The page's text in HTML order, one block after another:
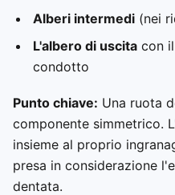
Alberi intermedi(nei
L'albero di uscitacon il
condotto
Punto chiave: Una ruota
componente simmetrico.
insieme al proprio
presa in considerazione
dentata.